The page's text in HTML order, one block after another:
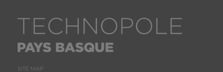
SITE MAP